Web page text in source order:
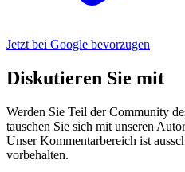
Jetzt bei Google bevorzugen
Diskutieren Sie mit
Werden Sie Teil der Community
tauschen Sie sich mit unseren
Unser Kommentarbereich ist
vorbehalten.